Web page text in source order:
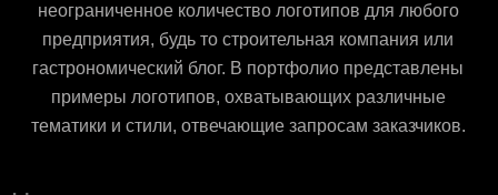
неограниченное количество логотипов для любого
предприятия, будь то строительная компания или
гастрономический блог. В портфолио представлены
примеры логотипов, охватывающих различные
тематики и стили, отвечающие запросам заказчиков.